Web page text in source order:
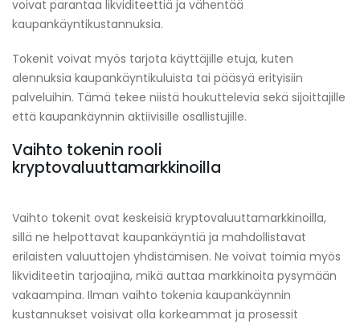
voivat parantaa likviditeettiä ja vähentää
kaupankäyntikustannuksia.
Tokenit voivat myös tarjota käyttäjille etuja, kuten
alennuksia kaupankäyntikuluista tai pääsyä erityisiin
palveluihin. Tämä tekee niistä houkuttelevia sekä sijoittajille
että kaupankäynnin aktiivisille osallistujille.
Vaihto tokenin rooli
kryptovaluuttamarkkinoilla
Vaihto tokenit ovat keskeisiä kryptovaluuttamarkkinoilla,
sillä ne helpottavat kaupankäyntiä ja mahdollistavat
erilaisten valuuttojen yhdistämisen. Ne voivat toimia myös
likviditeetin tarjoajina, mikä auttaa markkinoita pysymään
vakaampina. Ilman vaihto tokenia kaupankäynnin
kustannukset voisivat olla korkeammat ja prosessit